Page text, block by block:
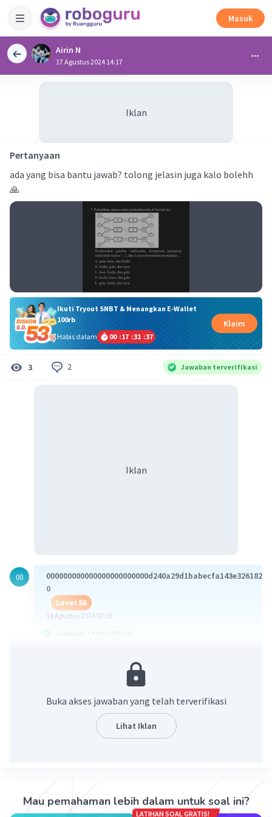
Masuk
Airin N
17 Agustus 2024 14:17
Iklan
Pertanyaan
ada yang bisa bantu jawab? tolong jelasin juga kalo bolehh
🙏
Ikuti Tryout SNBT & Menangkan E-Wallet
100rb
Habis dalam
00 :17 :31 :37
Klaim
3 2 Jawaban terverifikasi
Iklan
00
0
Level 86
18 Agustus 2024 07:03
Jawaban terverifikasi
D. fosfat, basa, dan gula
1Nukleotida terdiri dari gula pentosa, basa nitrogen,
2Nomor 1 menunjukkan gugus fosfat, nomor 2
menunjukkan gula pentosa, dan nomor 4
basa nitrogen
Haddad A
Buka akses jawaban yang telah terverifikasi
Lihat Iklan
Mau pemahaman lebih dalam untuk soal ini?
LATIHAN SOAL GRATIS!